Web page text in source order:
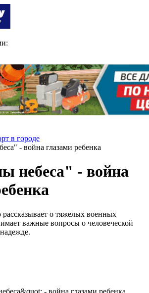
в городе
- война глазами ребенка
небеса" - война
рассказывает о тяжелых военных
важные вопросы о человеческой